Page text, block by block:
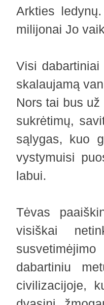
Arkties
milijonai Jo
Visi
skalaujamą
Nors tai bus
sukrėtimų,
sąlygas, kuo
vystymuisi
labui.
Tėvas
visiškai
dabartiniu
civilizacijoje,